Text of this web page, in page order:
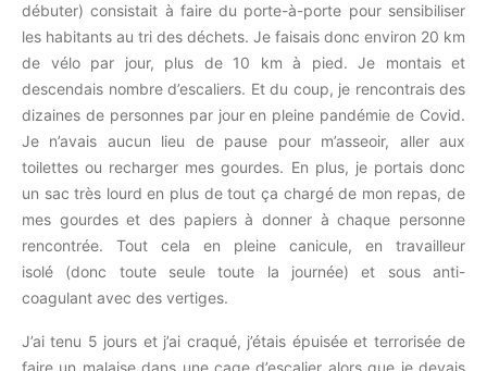
débuter) consistait à faire du porte-à-porte pour sensibiliser
les habitants au tri des déchets. Je faisais donc environ 20 km
de vélo par jour, plus de 10 km à pied. Je montais et
descendais nombre d’escaliers. Et du coup, je rencontrais des
dizaines de personnes par jour en pleine pandémie de Covid.
Je n’avais aucun lieu de pause pour m’asseoir, aller aux
toilettes ou recharger mes gourdes. En plus, je portais donc
un sac très lourd en plus de tout ça chargé de mon repas, de
mes gourdes et des papiers à donner à chaque personne
rencontrée. Tout cela en pleine canicule, en travailleur
isolé (donc toute seule toute la journée) et sous anti-
coagulant avec des vertiges.
J’ai tenu 5 jours et j’ai craqué, j’étais épuisée et terrorisée de
faire un malaise dans une cage d’escalier alors que je devais